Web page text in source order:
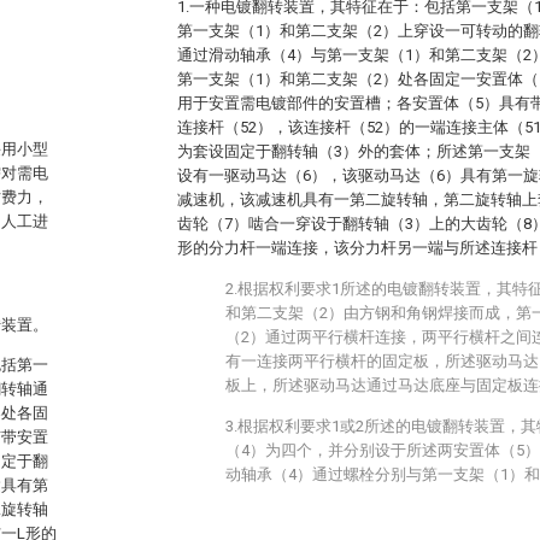
小型
需电
力，
工进
置。
第一
轴通
各固
安置
于翻
有第
转轴
L形的
1.一种电镀翻转装置，其特征在于：包括第一支架
第一支架（1）和第二支架（2）上穿设一可转动的
通过滑动轴承（4）与第一支架（1）和第二支架（2
第一支架（1）和第二支架（2）处各固定一安置体
用于安置需电镀部件的安置槽；各安置体（5）具有
连接杆（52），该连接杆（52）的一端连接主体（
为套设固定于翻转轴（3）外的套体；所述第一支架
设有一驱动马达（6），该驱动马达（6）具有第一
减速机，该减速机具有一第二旋转轴，第二旋转轴
齿轮（7）啮合一穿设于翻转轴（3）上的大齿轮（8
形的分力杆一端连接，该分力杆另一端与所述连接
2.根据权利要求1所述的电镀翻转装置，其特
和第二支架（2）由方钢和角钢焊接而成，第
（2）通过两平行横杆连接，两平行横杆之
有一连接两平行横杆的固定板，所述驱动马
板上，所述驱动马达通过马达底座与固定板
3.根据权利要求1或2所述的电镀翻转装置，
（4）为四个，并分别设于所述两安置体（5
动轴承（4）通过螺栓分别与第一支架（1）